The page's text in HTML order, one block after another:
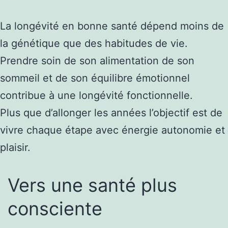
La longévité en bonne santé dépend moins de
la génétique que des habitudes de vie.
Prendre soin de son alimentation de son
sommeil et de son équilibre émotionnel
contribue à une longévité fonctionnelle.
Plus que d’allonger les années l’objectif est de
vivre chaque étape avec énergie autonomie et
plaisir.
Vers une santé plus
consciente